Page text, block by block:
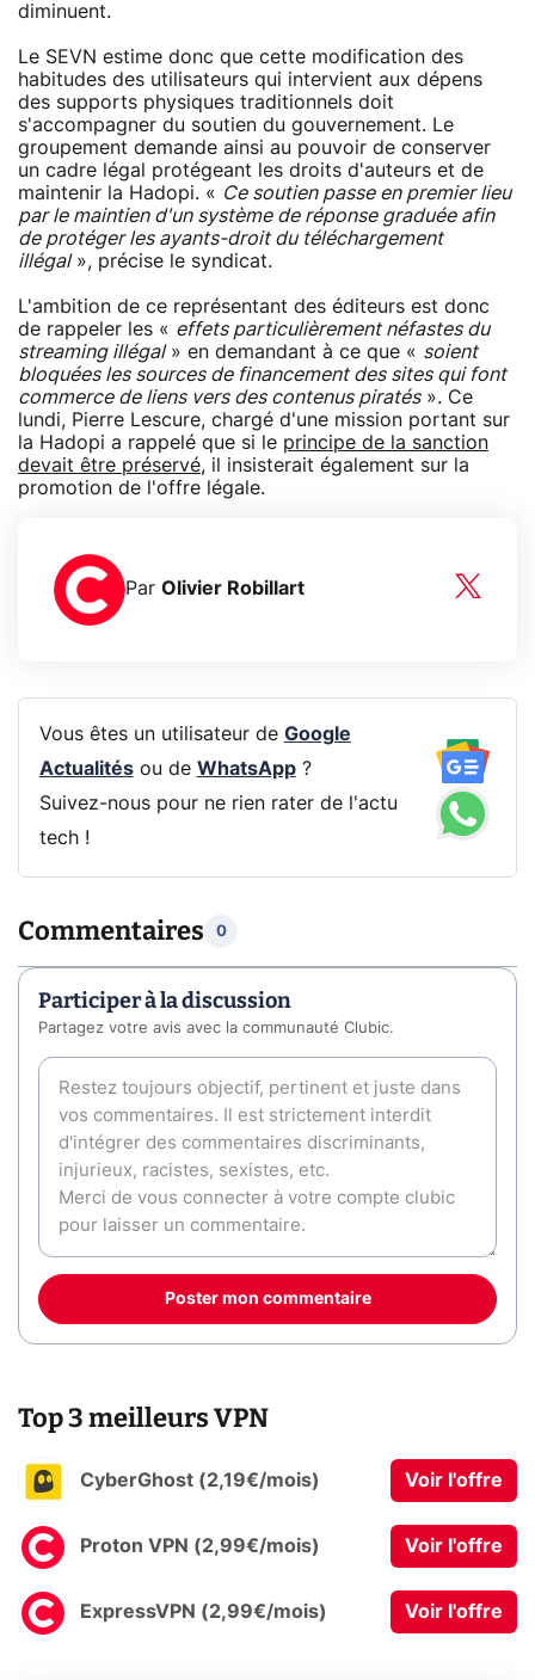
diminuent.
Le SEVN estime donc que cette modification des
habitudes des utilisateurs qui intervient aux dépens
des supports physiques traditionnels doit
s'accompagner du soutien du gouvernement. Le
groupement demande ainsi au pouvoir de conserver
un cadre légal protégeant les droits d'auteurs et de
maintenir la Hadopi. « Ce soutien passe en premier lieu
par le maintien d'un système de réponse graduée afin
de protéger les ayants-droit du téléchargement
illégal», précise le syndicat.
L'ambition de ce représentant des éditeurs est donc
de rappeler les « effets particulièrement néfastes du
streaming illégal» en demandant à ce que « soient
bloquées les sources de financement des sites qui font
commerce de liens vers des contenus piratés». Ce
lundi, Pierre Lescure, chargé d'une mission portant sur
la Hadopi a rappelé que si le principe de la sanction
devait être préservé, il insisterait également sur la
promotion de l'offre légale.
Par Olivier Robillart
Vous êtes un utilisateur de Google
Actualitésou de WhatsApp?
Suivez-nous pour ne rien rater de l'actu
tech !
Commentaires 0
Participer à la discussion
Partagez votre avis avec la communauté Clubic.
Poster mon commentaire
Top 3 meilleurs VPN
CyberGhost (2,19€/mois) Voir l'offre
Proton VPN (2,99€/mois) Voir l'offre
ExpressVPN (2,99€/mois) Voir l'offre